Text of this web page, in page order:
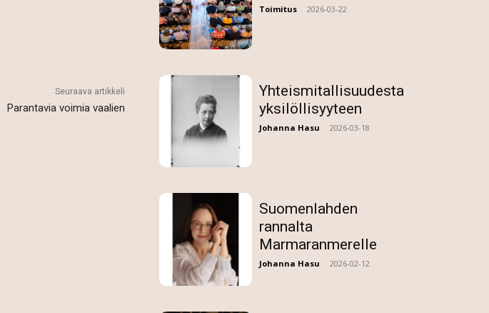
Seuraava artikkeli
Parantavia voimia vaalien
Toimitus - 2026-03-22
Yhteismitallisuudesta
yksilöllisyyteen
Johanna Hasu - 2026-03-18
Suomenlahden
rannalta
Marmaranmerelle
Johanna Hasu - 2026-02-12